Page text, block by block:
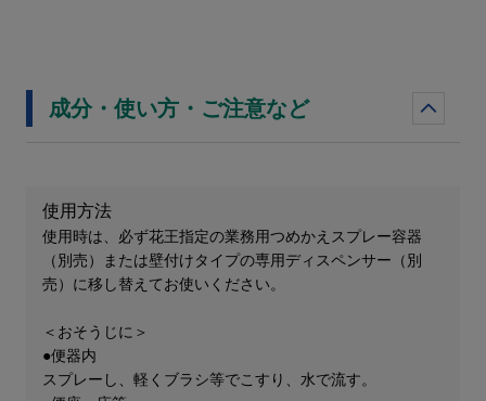
成分・使い方・ご注意など
使用方法
使用時は、必ず花王指定の業務用つめかえスプレー容器
（別売）または壁付けタイプの専用ディスペンサー（別
売）に移し替えてお使いください。
＜おそうじに＞
●便器内
スプレーし、軽くブラシ等でこすり、水で流す。